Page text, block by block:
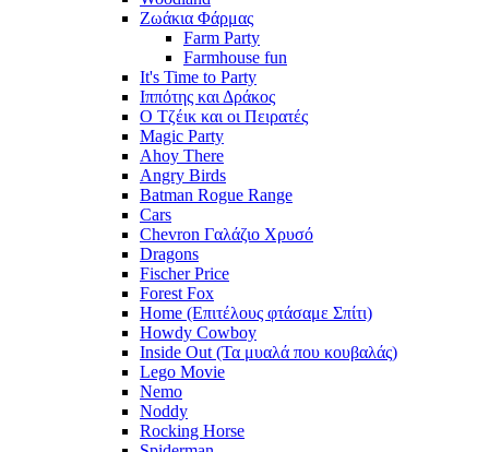
Ζωάκια Φάρμας
Farm Party
Farmhouse fun
It's Time to Party
Ιππότης και Δράκος
Ο Τζέικ και οι Πειρατές
Magic Party
Ahoy There
Angry Birds
Batman Rogue Range
Cars
Chevron Γαλάζιο Χρυσό
Dragons
Fischer Price
Forest Fox
Home (Επιτέλους φτάσαμε Σπίτι)
Howdy Cowboy
Inside Out (Τα μυαλά που κουβαλάς)
Lego Movie
Nemo
Noddy
Rocking Horse